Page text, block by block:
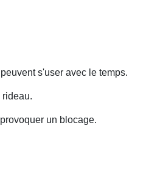
s'user avec le temps.
un blocage.